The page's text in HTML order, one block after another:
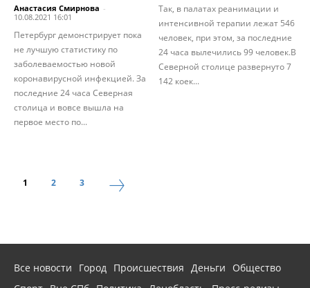
Анастасия Смирнова -
10.08.2021 16:01
Петербург демонстрирует пока
не лучшую статистику по
заболеваемостью новой
коронавирусной инфекцией. За
последние 24 часа Северная
столица и вовсе вышла на
первое место по...
Так, в палатах реанимации и
интенсивной терапии лежат 546
человек, при этом, за последние
24 часа вылечились 99 человек.В
Северной столице развернуто 7
142 коек...
1 2 3
Все новости Город Происшествия Деньги
Общество